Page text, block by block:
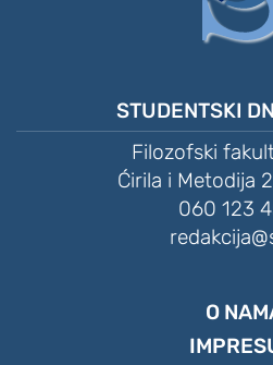
STUDENTSKI
Filozofski
Ćirila i Metodija
060 123
O